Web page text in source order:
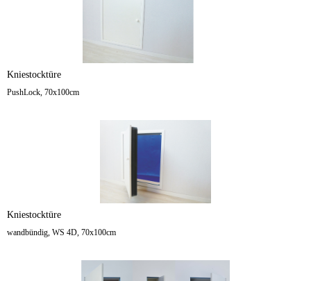
Kniestocktüre
PushLock, 70x100cm
Kniestocktüre
wandbündig, WS 4D, 70x100cm